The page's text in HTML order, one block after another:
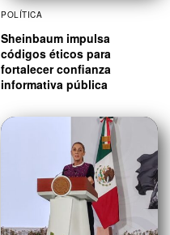
POLÍTICA
Sheinbaum impulsa
códigos éticos para
fortalecer confianza
informativa pública